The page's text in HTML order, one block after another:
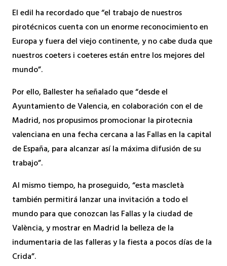
El edil ha recordado que “el trabajo de nuestros
pirotécnicos cuenta con un enorme reconocimiento en
Europa y fuera del viejo continente, y no cabe duda que
nuestros coeters i coeteres están entre los mejores del
mundo”.
Por ello, Ballester ha señalado que “desde el
Ayuntamiento de Valencia, en colaboración con el de
Madrid, nos propusimos promocionar la pirotecnia
valenciana en una fecha cercana a las Fallas en la capital
de España, para alcanzar así la máxima difusión de su
trabajo”.
Al mismo tiempo, ha proseguido, “esta mascletà
también permitirá lanzar una invitación a todo el
mundo para que conozcan las Fallas y la ciudad de
València, y mostrar en Madrid la belleza de la
indumentaria de las falleras y la fiesta a pocos días de la
Crida”.